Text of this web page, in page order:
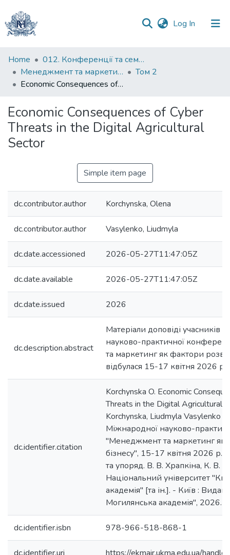
Log In (current)
Communities
&
Collections
Statistics
Home
012. Конференції та семінари НаУКМА
Менеджмент та маркетинг як фактори розвитку бізнесу : матеріали ІV Міжнародної науково-практичної конференції 15-17 квітня 2026 р.
Том 2
Economic Consequences of Cyber Threats in the Digital Agricultural Sector
Economic Consequences of Cyber
Threats in the Digital Agricultural
Sector
Simple item page
dc.contributor.author Korchynska, Olena
dc.contributor.author Vasylenko, Liudmyla
dc.date.accessioned 2026-05-27T11:47:05Z
dc.date.available 2026-05-27T11:47:05Z
dc.date.issued 2026
dc.description.abstract
Матеріали доповіді учасників
науково-практичної
та маркетинг як фактори
відбулася 15-17 квітня 2026
dc.identifier.citation
Korchynska O. Economic
Threats in the Digital Agricultural
Korchynska, Liudmyla Vasylenko //
Міжнародної науково-
"Менеджмент та маркетинг як
бізнесу", 15-17 квітня 2026 р. :
та упоряд. В. В. Храпкіна, К. В.
Національний університет
академія" [та ін.]. - Київ :
Могилянська академія", 2026.
dc.identifier.isbn 978-966-518-868-1